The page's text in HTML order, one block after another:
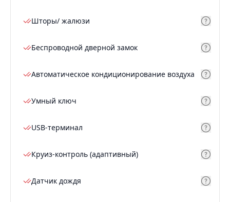
Шторы/ жалюзи
Беспроводной дверной замок
Автоматическое кондиционирование воздуха
Умный ключ
USB-терминал
Круиз-контроль (адаптивный)
Датчик дождя